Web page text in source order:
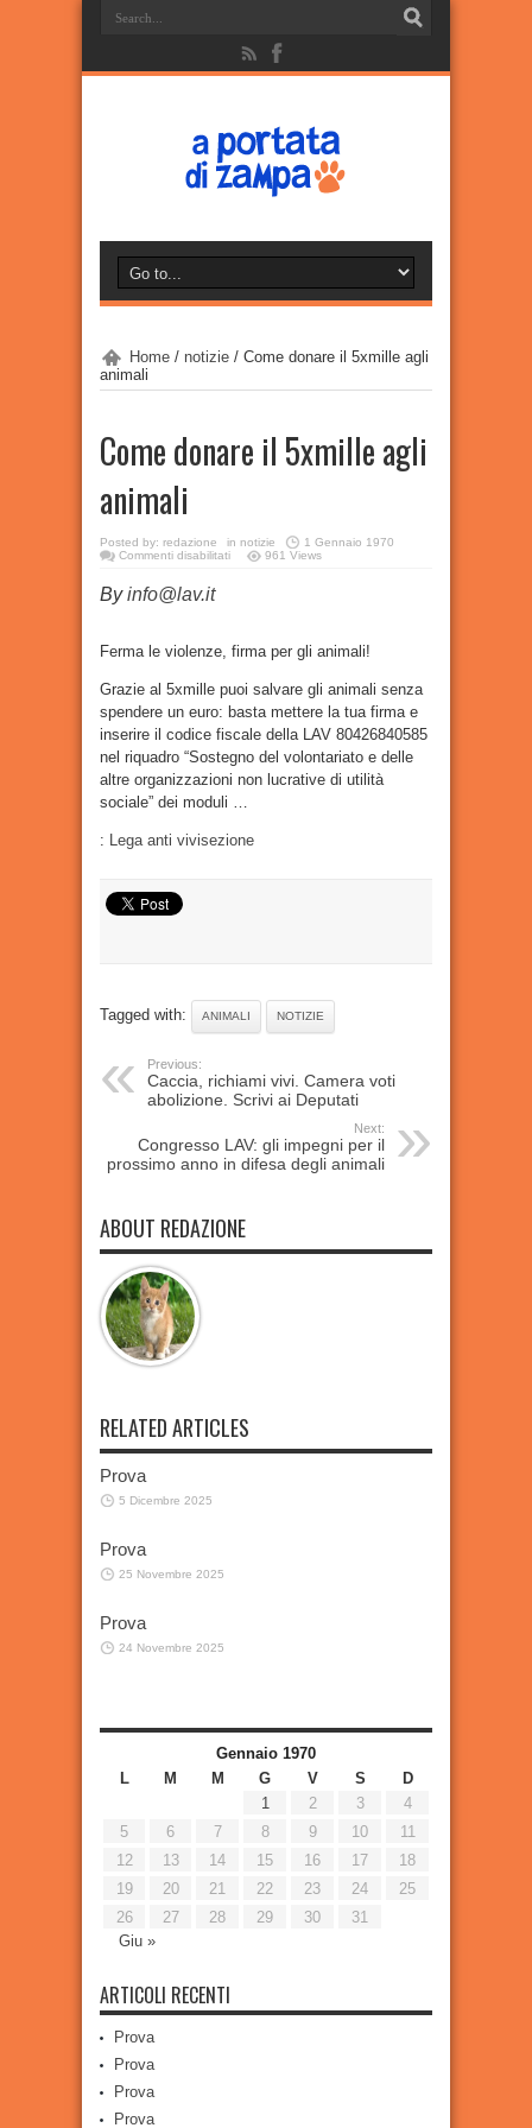
Home / notizie / Come donare il 5xmille agli
animali
Come donare il 5xmille agli
animali
Posted by: redazione in notizie
1 Gennaio 1970
Commenti disabilitatisu
961 Views
Byinfo@lav.it
Ferma le violenze, firma per gli animali!
Grazie al 5xmille puoi salvare gli animali senza
spendere un euro: basta mettere la tua firma e
inserire il codice fiscale della LAV 80426840585
nel riquadro “Sostegno del volontariato e delle
altre organizzazioni non lucrative di utilità
sociale” dei moduli …
: Lega anti vivisezione
Tagged with: ANIMALI NOTIZIE
Previous:
Caccia, richiami vivi. Camera voti
abolizione. Scrivi ai Deputati
Next:
Congresso LAV: gli impegni per il
prossimo anno in difesa degli animali
ABOUT REDAZIONE
RELATED ARTICLES
Prova
5 Dicembre 2025
Prova
25 Novembre 2025
Prova
24 Novembre 2025
Gennaio 1970
L
M M G V S
D
1
2 3
4
5
6 7 8 9 10
11
12
13 14 15 16 17
18
19
20 21 22 23 24
25
26
27 28 29 30
31
Giu »
ARTICOLI RECENTI
Prova
Prova
Prova
Prova